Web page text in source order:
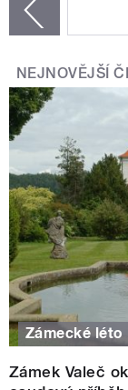
NEJNOVĚJŠÍ
Zámecké léto
Zámek Valeč